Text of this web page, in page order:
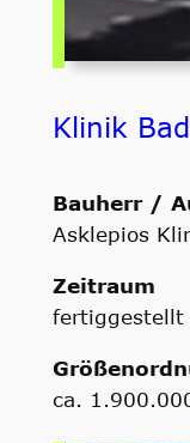
Klinik
Bauherr /
Asklepios
Zeitraum
fertiggestellt
ca.